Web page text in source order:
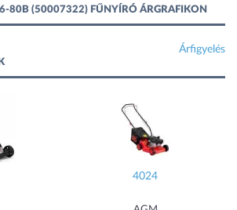
80B (50007322) FŰNYÍRÓ ÁRGRAFIKON
Árfigyelés
4024